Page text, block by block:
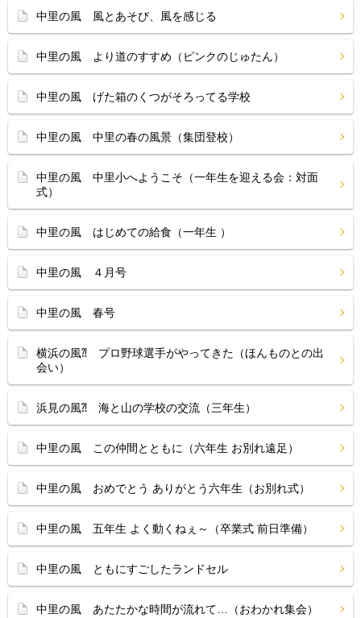
中里の風 風とあそび、風を感じる
中里の風 より道のすすめ（ピンクのじゅたん）
中里の風 げた箱のくつがそろってる学校
中里の風 中里の春の風景（集団登校）
中里の風 中里小へようこそ（一年生を迎える会：対面
式）
中里の風 はじめての給食（一年生 ）
中里の風 ４月号
中里の風 春号
横浜の風⁈ プロ野球選手がやってきた（ほんものとの出
会い）
浜見の風⁈ 海と山の学校の交流（三年生）
中里の風 この仲間とともに（六年生 お別れ遠足）
中里の風 おめでとう ありがとう六年生（お別れ式）
中里の風 五年生 よく動くねぇ～（卒業式 前日準備）
中里の風 ともにすごしたランドセル
中里の風 あたたかな時間が流れて…（おわかれ集会）